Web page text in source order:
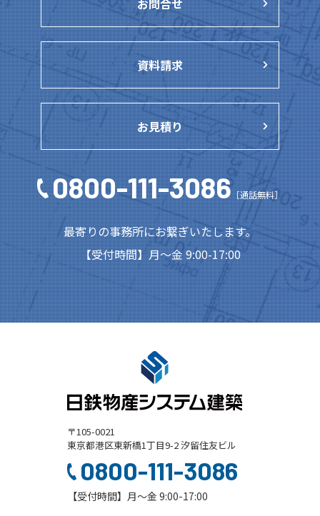
お問合せ
資料請求
お見積り
0800-111-3086 ［通話無料］
最寄りの事務所にお繋ぎいたします。
【受付時間】月～金 9:00-17:00
〒105-0021
東京都港区東新橋1丁目9-2 汐留住友ビル
0800-111-3086
【受付時間】月～金 9:00-17:00